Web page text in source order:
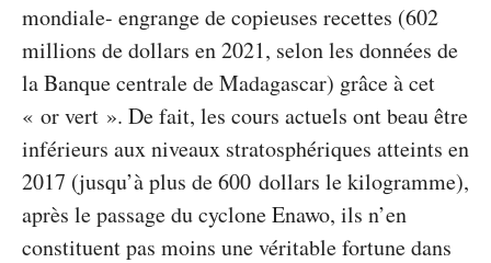
mondiale- engrange de copieuses recettes (602
millions de dollars en 2021, selon les données de
la Banque centrale de Madagascar) grâce à cet
« or vert ». De fait, les cours actuels ont beau être
inférieurs aux niveaux stratosphériques atteints en
2017 (jusqu’à plus de 600 dollars le kilogramme),
après le passage du cyclone Enawo, ils n’en
constituent pas moins une véritable fortune dans